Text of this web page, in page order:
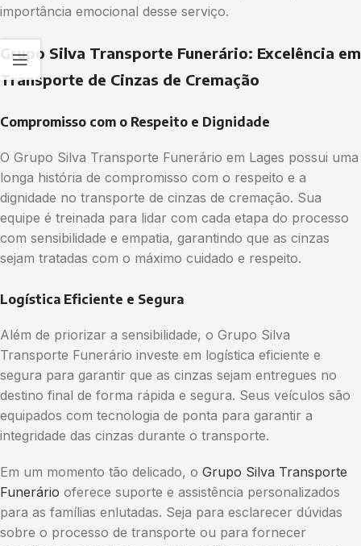
importância emocional desse serviço.
Grupo Silva Transporte Funerário: Excelência em
Transporte de Cinzas de Cremação
Compromisso com o Respeito e Dignidade
O Grupo Silva Transporte Funerário em Lages possui uma
longa história de compromisso com o respeito e a
dignidade no transporte de cinzas de cremação. Sua
equipe é treinada para lidar com cada etapa do processo
com sensibilidade e empatia, garantindo que as cinzas
sejam tratadas com o máximo cuidado e respeito.
Logística Eficiente e Segura
Além de priorizar a sensibilidade, o Grupo Silva
Transporte Funerário investe em logística eficiente e
segura para garantir que as cinzas sejam entregues no
destino final de forma rápida e segura. Seus veículos são
equipados com tecnologia de ponta para garantir a
integridade das cinzas durante o transporte.
Em um momento tão delicado, o Grupo Silva Transporte
Funerário oferece suporte e assistência personalizados
para as famílias enlutadas. Seja para esclarecer dúvidas
sobre o processo de transporte ou para fornecer